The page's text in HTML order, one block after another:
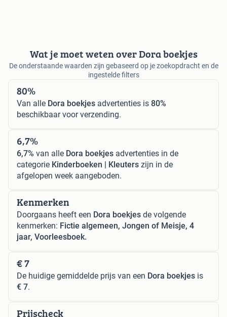
Wat je moet weten over Dora boekjes
De onderstaande waarden zijn gebaseerd op je zoekopdracht en de
ingestelde filters
80%
Van alle Dora boekjes advertenties is 80%
beschikbaar voor verzending.
6,7%
6,7% van alle Dora boekjes advertenties in de
categorie Kinderboeken | Kleuters zijn in de
afgelopen week aangeboden.
Kenmerken
Doorgaans heeft een Dora boekjes de volgende
kenmerken: Fictie algemeen, Jongen of Meisje, 4
jaar, Voorleesboek.
€ 7
De huidige gemiddelde prijs van een Dora boekjes is
€ 7.
Prijscheck